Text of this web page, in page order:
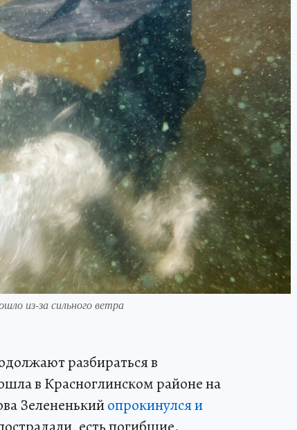
из-за сильного ветра
разбираться в
в Красноглинском районе на
Зелененькийопрокинулся и